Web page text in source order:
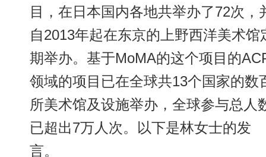
目，在日本国内各地共举办了72次，
自2013年起在东京的上野西洋美术馆
期举办。基于MoMA的这个项目的
领域的项目已在全球共13个国家的数
所美术馆及设施举办，全球参与总人
已超出7万人次。以下是林女士的发
言。